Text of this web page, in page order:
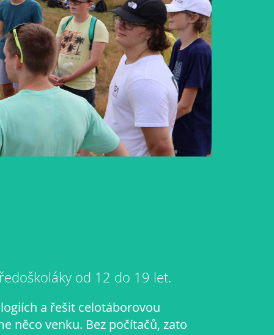
od 12 do 19 let.
a řešit celotáborovou
něco venku. Bez počítačů, zato